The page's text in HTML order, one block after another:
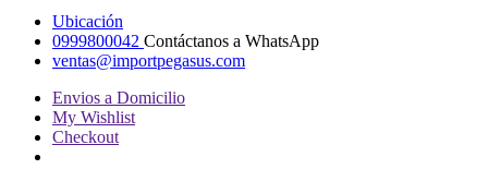
Ubicación
0999800042 Contáctanos a WhatsApp
ventas@importpegasus.com
Envios a Domicilio
My Wishlist
Checkout